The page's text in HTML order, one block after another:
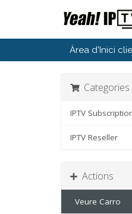
Àrea d'Inici
Categories
IPTV
IPTV Reseller
Actions
Veure Carro